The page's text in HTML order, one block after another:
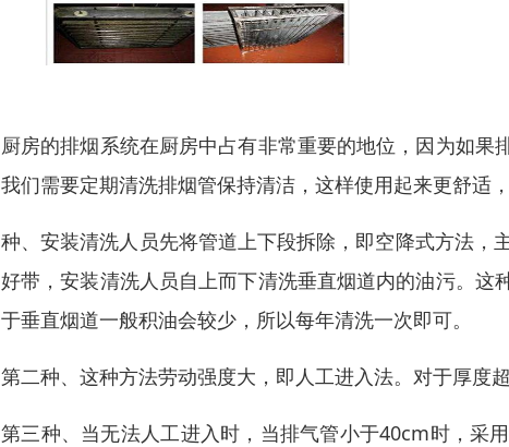
厨房的排烟系统在厨房中占有非常重要的地位，因为如
我们需要定期清洗排烟管保持清洁，这样使用起来更舒适
种、安装清洗人员先将管道上下段拆除，即空降式方法
好带，安装清洗人员自上而下清洗垂直烟道内的油污。
于垂直烟道一般积油会较少，所以每年清洗一次即可。
第二种、这种方法劳动强度大，即人工进入法。对于厚度
第三种、当无法人工进入时，当排气管小于40cm时，采